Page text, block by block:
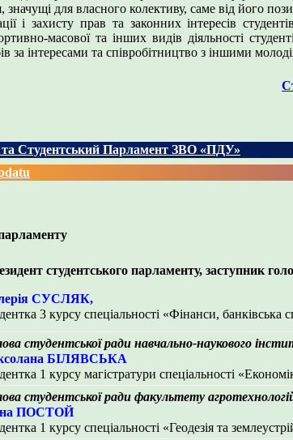
для власного колективу, саме від його
і захисту прав та законних інтересів
масової та інших видів діяльності
за інтересами та співробітництво з іншими
Студентський Парламент ЗВО «ПДУ»
студентського парламенту, заступник
СУСЛЯК,
3 курсу спеціальності «Фінанси,
студентської ради навчально-наукового
БІЛЯВСЬКА
1 курсу магістратури спеціальності
студентської ради факультету
ПОСТОЙ
1 курсу спеціальності «Геодезія та